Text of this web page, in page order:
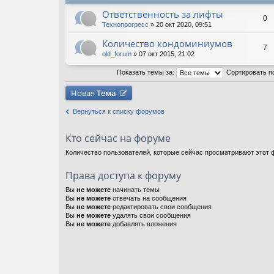
Ответственность за лифты
Технопрогресс » 20 окт 2020, 09:51
0
Количество кондоминиумов
old_forum » 07 окт 2015, 21:02
7
Показать темы за: Сортировать
Новая Тема
Вернуться к списку форумов
Кто сейчас на форуме
Количество пользователей, которые сейчас просматривают
Права доступа к форуму
Вы не можете начинать темы
Вы не можете отвечать на сообщения
Вы не можете редактировать свои сообщения
Вы не можете удалять свои сообщения
Вы не можете добавлять вложения